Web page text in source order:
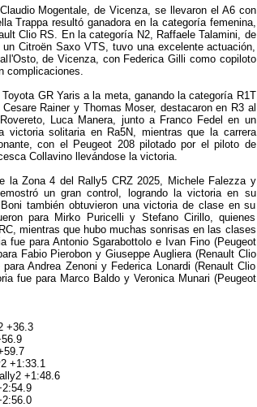
Mogentale, de Vicenza, se llevaron el A6 con
Trappa resultó ganadora en la categoría femenina,
Clio RS. En la categoría N2, Raffaele Talamini, de
Citroën Saxo VTS, tuvo una excelente actuación,
de Vicenza, con Federica Gilli como copiloto
complicaciones.
GR Yaris a la meta, ganando la categoría R1T
Rainer y Thomas Moser, destacaron en R3 al
Luca Manera, junto a Franco Fedel en un
solitaria en Ra5N, mientras que la carrera
con el Peugeot 208 pilotado por el piloto de
Collavino llevándose la victoria.
la Zona 4 del Rally5 CRZ 2025, Michele Falezza y
un gran control, logrando la victoria en su
también obtuvieron una victoria de clase en su
para Mirko Puricelli y Stefano Cirillo, quienes
mientras que hubo muchas sonrisas en las clases
fue para Antonio Sgarabottolo e Ivan Fino (Peugeot
Fabio Pierobon y Giuseppe Augliera (Renault Clio
Andrea Zenoni y Federica Lonardi (Renault Clio
fue para Marco Baldo y Veronica Munari (Peugeot
+36.3
+1:33.1
+1:48.6